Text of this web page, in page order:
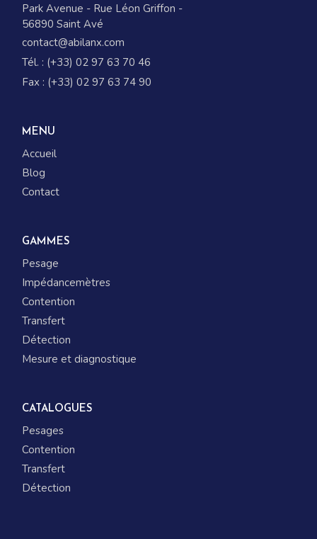
Park Avenue - Rue Léon Griffon -
56890 Saint Avé
contact@abilanx.com
Tél. : (+33) 02 97 63 70 46
Fax : (+33) 02 97 63 74 90
MENU
Accueil
Blog
Contact
GAMMES
Pesage
Impédancemètres
Contention
Transfert
Détection
Mesure et diagnostique
CATALOGUES
Pesages
Contention
Transfert
Détection